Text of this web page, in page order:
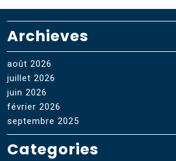
Archieves
août 2026
juillet 2026
juin 2026
février 2026
septembre 2025
Categories